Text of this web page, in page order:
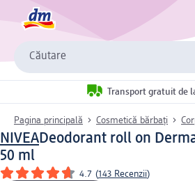
Căutare
Transport gratuit de
Pagina principală Cosmetică bărbați
NIVEADeodorant roll on
50 ml
4.7 (143 Recenzii)